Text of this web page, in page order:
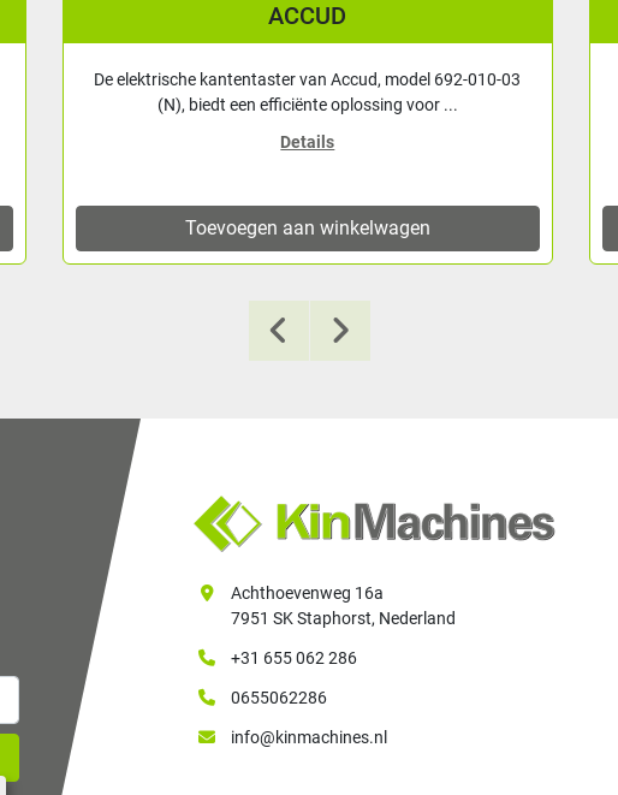
Liniaal voor verticale montage. Digitaal afleesbaar. Soort:
Linialen | Meetbereik: 150 mm | Resolutie: 0.01 mm
Details
Toevoegen aan winkelwagen
Achthoevenweg 16a
7951 SK Staphorst, Nederland
+31 655 062 286
0655062286
info@kinmachines.nl